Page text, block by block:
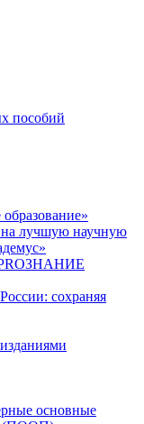
пособий
лучшую научную
сохраняя
основные